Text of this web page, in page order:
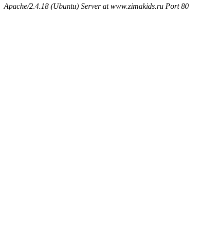
Apache/2.4.18 (Ubuntu) Server at www.zimakids.ru Port 80